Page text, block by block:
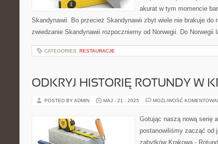
akurat w tym momencie
Skandynawii. Bo przecież Skandynawii zbyt wiele nie brakuje do
zwiedzanie Skandynawii rozpoczniemy od Norwegii. Do
CATEGORIES: RESTAURACJE
ODKRYJ HISTORIĘ ROTUNDY W
POSTED BY ADMIN MAJ - 21 - 2025 MOŻLIWOŚĆ
Gotując naszą nową serię
postanowiliśmy zacząć od
zabytków Krakowa -